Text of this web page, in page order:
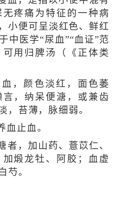
疼痛为特征的一种病
小便可呈淡红色、鲜红
中医学“尿血”“血证”范
用归脾汤（《正体类
，颜色淡红，面色萎
，纳呆便溏，或兼齿
，苔薄，脉细弱。
血止血。
者，加山药、薏苡仁、
煅龙牡、阿胶；血虚
芍。